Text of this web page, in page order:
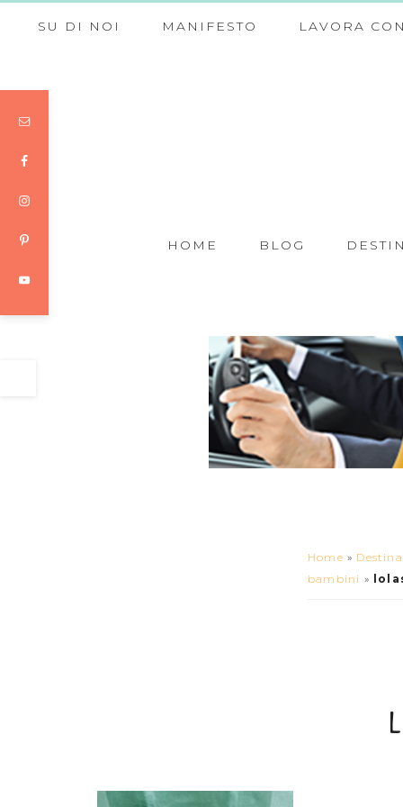
SU DI NOI MANIFESTO LAVORA
HOME BLOG
Home »
bambini »